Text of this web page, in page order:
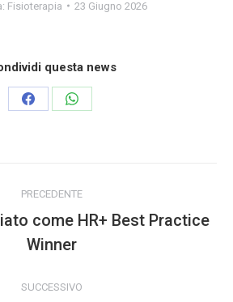
Fisioterapia 23 Giugno 2026
questa news
PRECEDENTE
come HR+ Best Practice
Winner
SUCCESSIVO